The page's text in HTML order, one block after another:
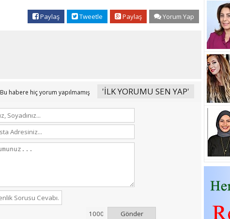
Paylaş Tweetle Paylaş Yorum Yap
Bu habere hiç yorum yapılmamış 'İLK YORUMU SEN YAP'
Gönder